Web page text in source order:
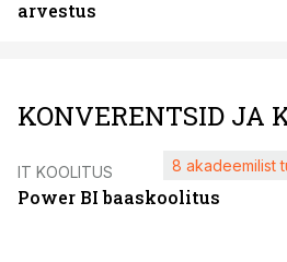
arvestus
KONVERENTSID JA
IT KOOLITUS
Power BI baaskoolitus
8 akadeemilist